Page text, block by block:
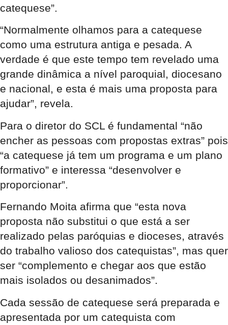
catequese”.
“Normalmente olhamos para a catequese
como uma estrutura antiga e pesada. A
verdade é que este tempo tem revelado uma
grande dinâmica a nível paroquial, diocesano
e nacional, e esta é mais uma proposta para
ajudar”, revela.
Para o diretor do SCL é fundamental “não
encher as pessoas com propostas extras” pois
“a catequese já tem um programa e um plano
formativo” e interessa “desenvolver e
proporcionar”.
Fernando Moita afirma que “esta nova
proposta não substitui o que está a ser
realizado pelas paróquias e dioceses, através
do trabalho valioso dos catequistas”, mas quer
ser “complemento e chegar aos que estão
mais isolados ou desanimados”.
Cada sessão de catequese será preparada e
apresentada por um catequista com